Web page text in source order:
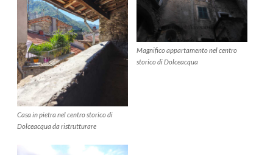
Casa in pietra nel centro storico di
Dolceacqua da ristrutturare
Magnifico appartamento nel centro
storico di Dolceacqua